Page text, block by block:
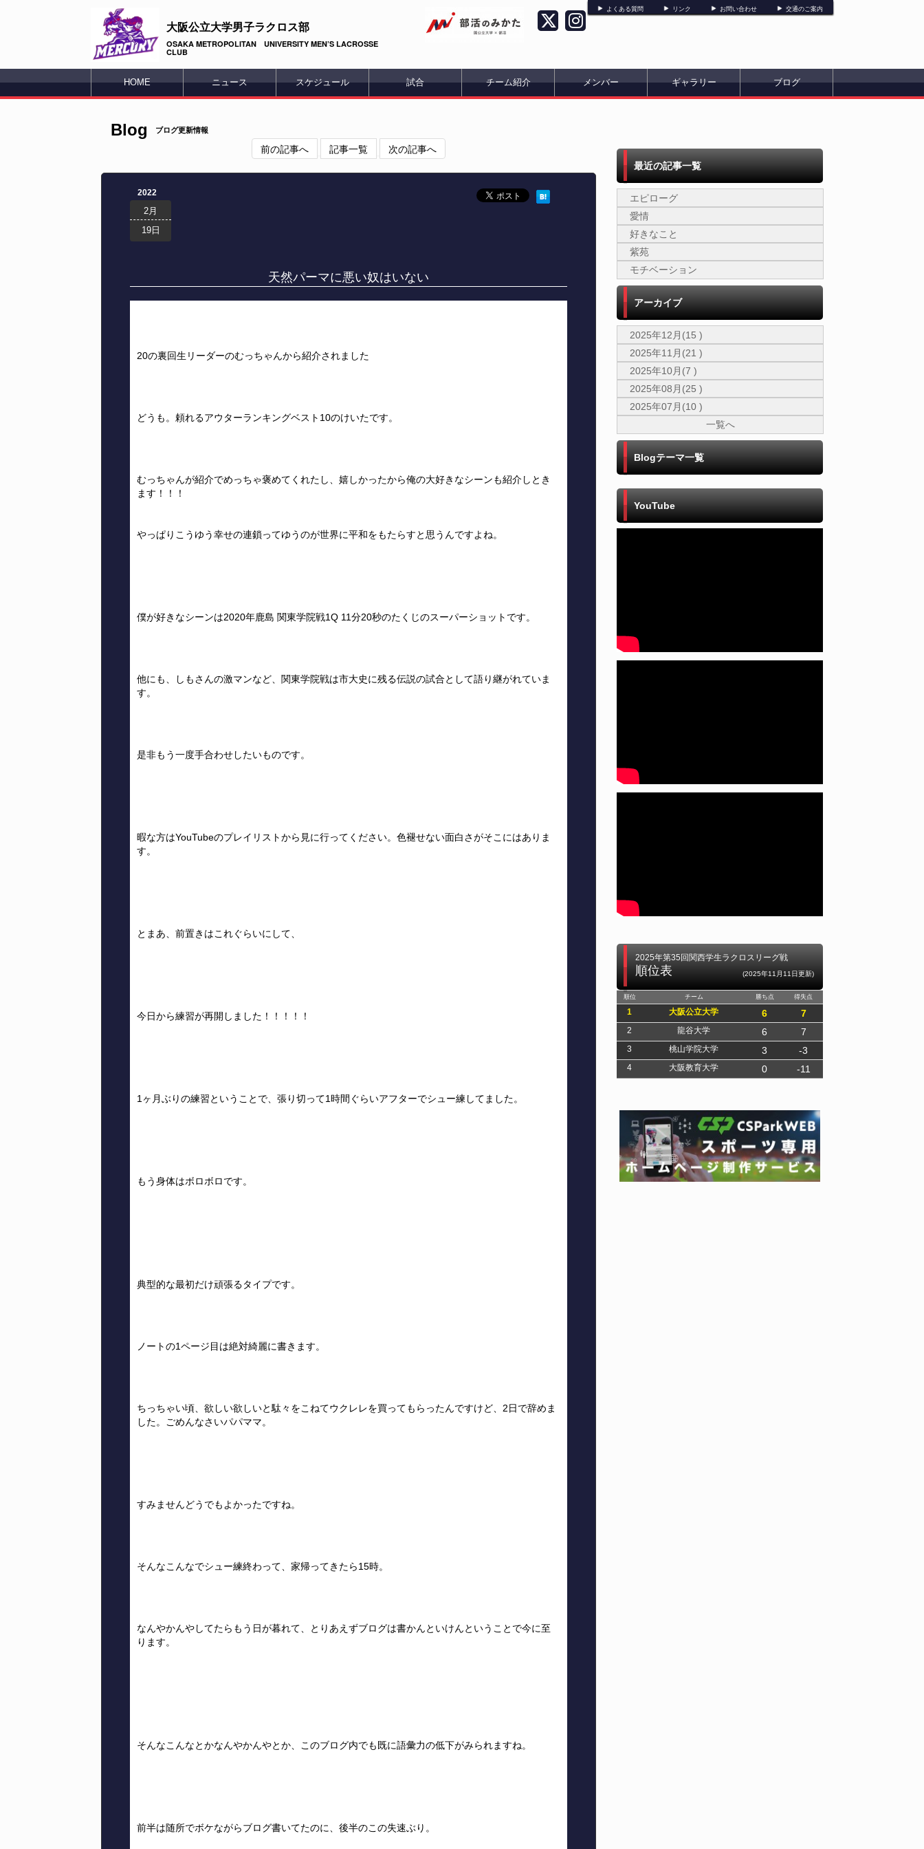
よくある質問 リンク お問い合わせ 交通のご案内
大阪公立大学男子ラクロス部
OSAKA METROPOLITAN UNIVERSITY MEN’S LACROSSE
CLUB
HOME ニュース スケジュール 試合 チーム紹介 メンバー ギャラリー ブログ
Blog ブログ更新情報
前の記事へ 記事一覧 次の記事へ
2022
2月
19日
天然パーマに悪い奴はいない
20の裏回生リーダーのむっちゃんから紹介されました
どうも。頼れるアウターランキングベスト10のけいたです。
むっちゃんが紹介でめっちゃ褒めてくれたし、嬉しかったから俺の大好きなシーンも紹介しとき
ます！！！
やっぱりこうゆう幸せの連鎖ってゆうのが世界に平和をもたらすと思うんですよね。
僕が好きなシーンは2020年鹿島 関東学院戦1Q 11分20秒のたくじのスーパーショットです。
他にも、しもさんの激マンなど、関東学院戦は市大史に残る伝説の試合として語り継がれていま
す。
是非もう一度手合わせしたいものです。
暇な方はYouTubeのプレイリストから見に行ってください。色褪せない面白さがそこにはありま
す。
とまあ、前置きはこれぐらいにして、
今日から練習が再開しました！！！！！
1ヶ月ぶりの練習ということで、張り切って1時間ぐらいアフターでシュー練してました。
もう身体はボロボロです。
典型的な最初だけ頑張るタイプです。
ノートの1ページ目は絶対綺麗に書きます。
ちっちゃい頃、欲しい欲しいと駄々をこねてウクレレを買ってもらったんですけど、2日で辞めま
した。ごめんなさいパパママ。
すみませんどうでもよかったですね。
そんなこんなでシュー練終わって、家帰ってきたら15時。
なんやかんやしてたらもう日が暮れて、とりあえずブログは書かんといけんということで今に至
ります。
そんなこんなとかなんやかんやとか、このブログ内でも既に語彙力の低下がみられますね。
前半は随所でボケながらブログ書いてたのに、後半のこの失速ぶり。
最近の記事一覧
エピローグ
愛情
好きなこと
紫苑
モチベーション
アーカイブ
2025年12月(15 )
2025年11月(21 )
2025年10月(7 )
2025年08月(25 )
2025年07月(10 )
一覧へ
Blogテーマ一覧
YouTube
2025年第35回関西学生ラクロスリーグ戦
順位表 (2025年11月11日更新)
順位 チーム 勝ち点 得失点
1 大阪公立大学 6 7
2 龍谷大学 6 7
3 桃山学院大学 3 -3
4 大阪教育大学 0 -11